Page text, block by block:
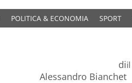
POLITICA & ECONOMIA SPORT
di
Alessandro Bianchet
il